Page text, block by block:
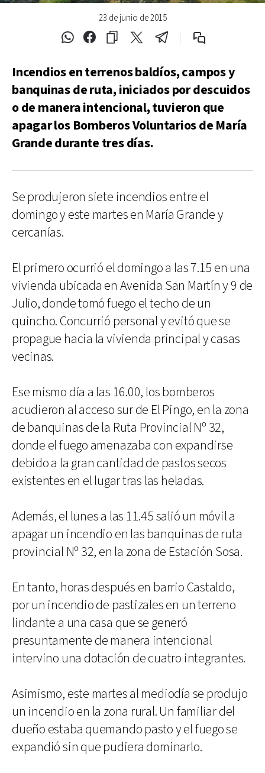
23 de junio de 2015
Incendios en terrenos baldíos, campos y
banquinas de ruta, iniciados por descuidos
o de manera intencional, tuvieron que
apagar los Bomberos Voluntarios de María
Grande durante tres días.
Se produjeron siete incendios entre el
domingo y este martes en María Grande y
cercanías.
El primero ocurrió el domingo a las 7.15 en una
vivienda ubicada en Avenida San Martín y 9 de
Julio, donde tomó fuego el techo de un
quincho. Concurrió personal y evitó que se
propague hacia la vivienda principal y casas
vecinas.
Ese mismo día a las 16.00, los bomberos
acudieron al acceso sur de El Pingo, en la zona
de banquinas de la Ruta Provincial Nº 32,
donde el fuego amenazaba con expandirse
debido a la gran cantidad de pastos secos
existentes en el lugar tras las heladas.
Además, el lunes a las 11.45 salió un móvil a
apagar un incendio en las banquinas de ruta
provincial Nº 32, en la zona de Estación Sosa.
En tanto, horas después en barrio Castaldo,
por un incendio de pastizales en un terreno
lindante a una casa que se generó
presuntamente de manera intencional
intervino una dotación de cuatro integrantes.
Asimismo, este martes al mediodía se produjo
un incendio en la zona rural. Un familiar del
dueño estaba quemando pasto y el fuego se
expandió sin que pudiera dominarlo.